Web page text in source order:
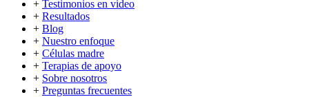
+ Testimonios en video
+ Resultados
+ Blog
+ Nuestro enfoque
+ Células madre
+ Terapias de apoyo
+ Sobre nosotros
+ Preguntas frecuentes